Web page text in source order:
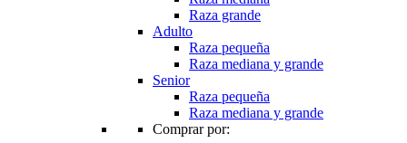
Raza grande
Adulto
Raza pequeña
Raza mediana y grande
Senior
Raza pequeña
Raza mediana y grande
Comprar por: